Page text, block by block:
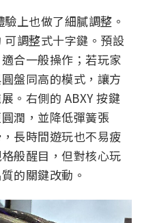
上也做了細膩調整。
調整式十字鍵。預設
合一般操作；若玩家
盤同高的模式，讓方
。右側的 ABXY 按鍵
潤，並降低彈簧張
長時間遊玩也不易疲
般醒目，但對核心玩
的關鍵改動。